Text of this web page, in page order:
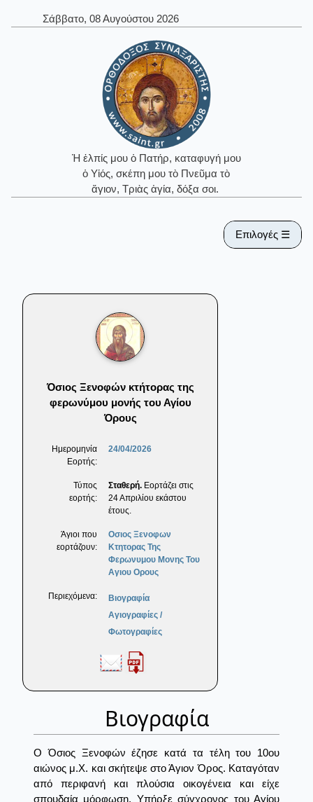
Σάββατο, 08 Αυγούστου 2026
Ἡ ἐλπίς μου ὁ Πατήρ, καταφυγή μου
ὁ Υἱός, σκέπη μου τὸ Πνεῦμα τὸ
ἅγιον, Τριὰς ἁγία, δόξα σοι.
Επιλογές ☰
Όσιος Ξενοφών κτήτορας της
φερωνύμου μονής του Αγίου
Όρους
Ημερομηνία
Εορτής:
24/04/2026
Τύπος
εορτής:
Σταθερή. Εορτάζει στις
24 Απριλίου εκάστου
έτους.
Άγιοι που
εορτάζουν:
Οσιος Ξενοφων
Κτητορας Της
Φερωνυμου Μονης Του
Αγιου Ορους
Περιεχόμενα:
Βιογραφία
Αγιογραφίες /
Φωτογραφίες
Βιογραφία
Ο Όσιος Ξενοφών έζησε κατά τα τέλη του 10ου
αιώνος μ.Χ. και σκήτεψε στο Άγιον Όρος. Καταγόταν
από περιφανή και πλούσια οικογένεια και είχε
σπουδαία μόρφωση. Υπήρξε σύγχρονος του Αγίου